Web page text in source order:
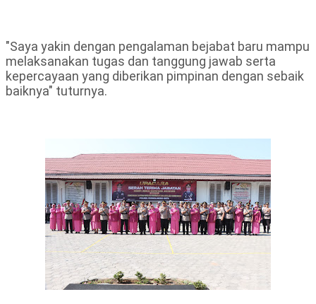
"Saya yakin dengan pengalaman bejabat baru mampu
melaksanakan tugas dan tanggung jawab serta
kepercayaan yang diberikan pimpinan dengan sebaik
baiknya" tuturnya.